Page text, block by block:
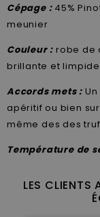
Cépage :45%
meunier
Couleur : robe de
brillante et
Accords mets :
apéritif ou bien
même des des
Température de
LES CLIENTS